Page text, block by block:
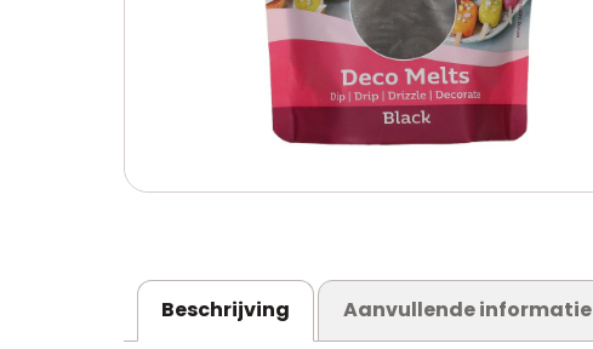
Beschrijving Aanvullende informatie